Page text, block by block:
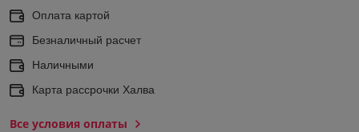
Оплата картой
Безналичный расчет
Наличными
Карта рассрочки Халва
Все условия оплаты